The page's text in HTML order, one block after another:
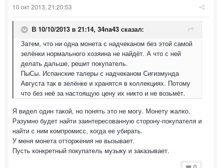
10 окт 2013, 21:20:53
В 10/10/2013 в 21:14, 34na43 сказал:
Затем, что ни одна монета с надчеканом без этой самой
зелёнки нормального хозяина не найдёт. А что с ней
делать дальше, решит покупатель.
ПыСы. Испанские талеры с надчеканом Сигизмунда
Августа так в зелёнке и хранятся в коллекциях. Потому
что без неё за настоящую цену их никто и не возьмёт.
Я видел один такой, но понять это не могу. Монету жалко.
Разумно будет найти заинтересованную сторону-покупателя и
найти с ним компромисс, когда ее убирать.
У меня монета отторжения не вызывает.
Пусть конкретный покупатель музыку и заказывает.